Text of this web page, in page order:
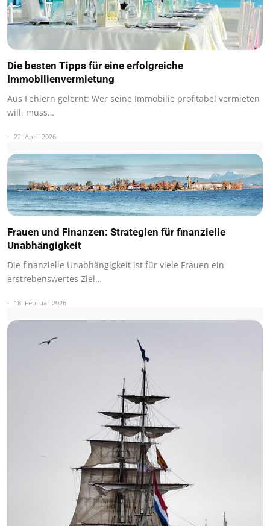
Die besten Tipps für eine erfolgreiche
Immobilienvermietung
Aus Fehlern gelernt: Wer seine Immobilie profitabel vermieten
will, muss…
22. April 2026
Frauen und Finanzen: Strategien für finanzielle
Unabhängigkeit
Die finanzielle Unabhängigkeit ist für viele Frauen ein
erstrebenswertes Ziel…
18. Februar 2026